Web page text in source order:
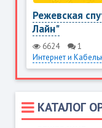
Режевская
Лайн"
6624
1
Интернет и
КАТАЛОГ